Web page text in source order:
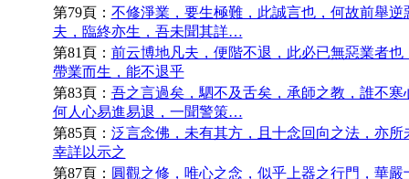
第79頁： 不修淨業，要生極難，此誠言也，何故前舉逆
夫，臨終亦生，吾未聞其詳…
第81頁： 前云博地凡夫，便階不退，此必已無惡業者也
帶業而生，能不退乎
第83頁： 吾之言過矣，駟不及舌矣，承師之教，誰不寒
何人心易進易退，一聞警策…
第85頁： 泛言念佛，未有其方，且十念回向之法，亦所
幸詳以示之
第87頁： 圓觀之修，唯心之念，似乎上器之行門，華嚴